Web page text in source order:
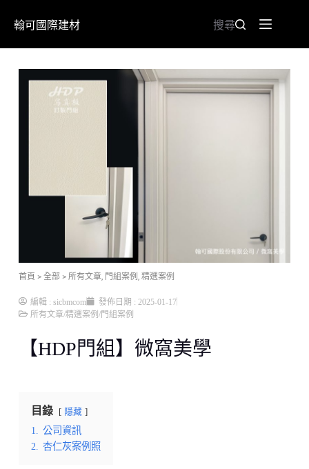
翰可國際建材 搜尋
首頁 > 全部 > 所有文章, 門組案例 , 精選案例
編輯 : sicbmcom 發佈日期 : 2025-01-17
所有文章/精選案例 /門組案例
【HDP門組】微窩美學
目錄 隱藏
1.
公司資訊
2.
杏仁灰案例照